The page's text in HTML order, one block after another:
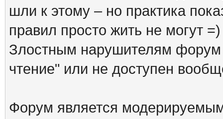
шли к этому – но практика
правил просто жить не могут =)
Злостным нарушителям форум
чтение" или не доступен
Форум является